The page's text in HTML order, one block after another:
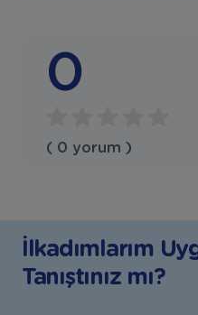
0
( 0 yorum )
İlkadımlarım
Tanıştınız mı?